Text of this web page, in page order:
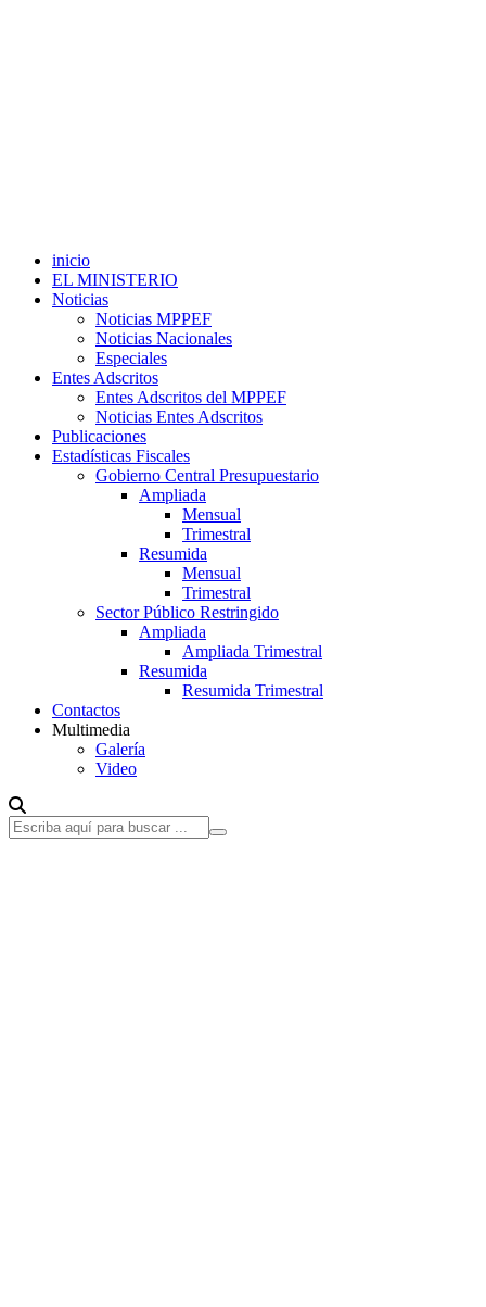
inicio
EL MINISTERIO
Noticias
Noticias MPPEF
Noticias Nacionales
Especiales
Entes Adscritos
Entes Adscritos del MPPEF
Noticias Entes Adscritos
Publicaciones
Estadísticas Fiscales
Gobierno Central Presupuestario
Ampliada
Mensual
Trimestral
Resumida
Mensual
Trimestral
Sector Público Restringido
Ampliada
Ampliada Trimestral
Resumida
Resumida Trimestral
Contactos
Multimedia
Galería
Video